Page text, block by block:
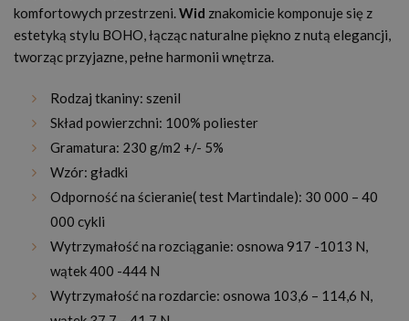
komfortowych przestrzeni.Wid znakomicie komponuje się z
estetyką stylu BOHO, łącząc naturalne piękno z nutą elegancji,
tworząc przyjazne, pełne harmonii wnętrza.
Rodzaj tkaniny: szenil
Skład powierzchni: 100% poliester
Gramatura: 230 g/m2 +/- 5%
Wzór: gładki
Odporność na ścieranie( test Martindale): 30 000 – 40
000 cykli
Wytrzymałość na rozciąganie: osnowa 917 -1013 N,
wątek 400 -444 N
Wytrzymałość na rozdarcie: osnowa 103,6 – 114,6 N,